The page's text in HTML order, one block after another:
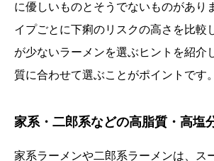
に優しいものとそうでないものがあり
イプごとに下痢のリスクの高さを比較
が少ないラーメンを選ぶヒントを紹介
質に合わせて選ぶことがポイントです。
家系・二郎系などの高脂質・高塩
家系ラーメンや二郎系ラーメンは、ス